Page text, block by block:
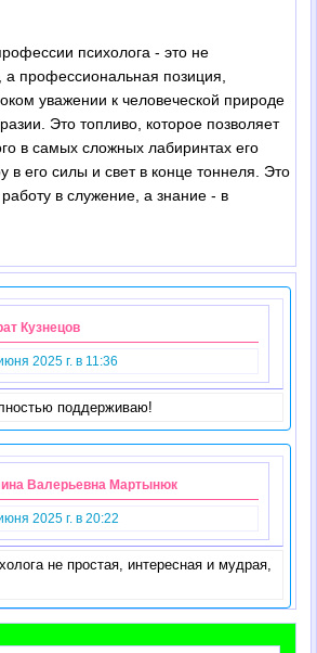
психолога - это не
а профессиональная позиция,
уважении к человеческой природе
Это топливо, которое позволяет
в самых сложных лабиринтах его
в его силы и свет в конце тоннеля. Это
в служение, а знание - в
Кузнецов
2025 г. в 11:36
поддерживаю!
Валерьевна Мартынюк
2025 г. в 20:22
не простая, интересная и мудрая,